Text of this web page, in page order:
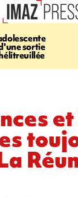
sortie